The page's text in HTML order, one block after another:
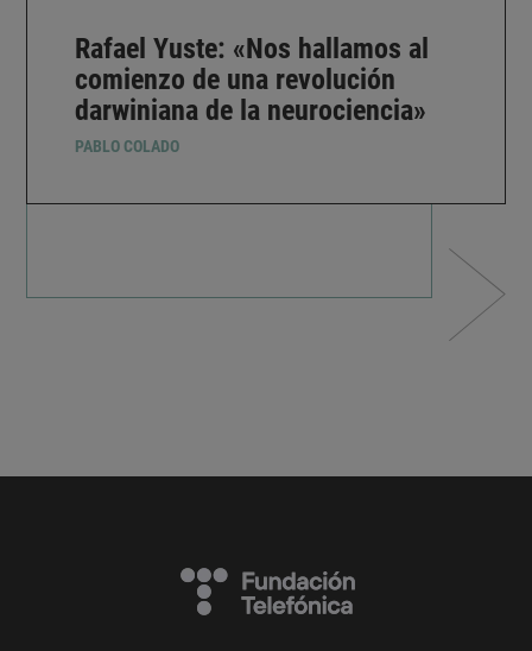
Rafael Yuste: «Nos hallamos al
comienzo de una revolución
darwiniana de la neurociencia»
PABLO COLADO